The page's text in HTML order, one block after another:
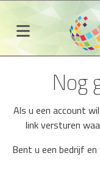
Nog
Als u een account
link versturen
Bent u een bedrijf